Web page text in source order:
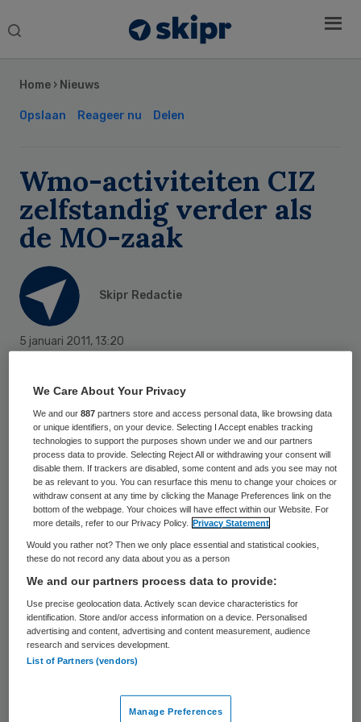
Search
Home › Nieuws
Opslaan Reageer nu Delen
Wmo-activiteiten CIZ
zelfstandig verder als
de MO-zaak
Skipr Redactie
5 januari 2011, 13:20
Het Centrum indicatiestelling zorg (CIZ)
heeft per 1 januari 2011 de Wmo-
activiteiten afgesplitst. De divisie
Maatschappelijke Ondersteuning van het
CIZ gaat als zelfstandige stichting verder
onder de naam de MO-zaak.
Door de verzelfstandiging kan de
sneller inspelen op veranderingen in de
markt voor zorg en welzijn. De MO-zaak is
marktleider op het gebied van Wmo-
indicaties en -advisering voor gemeenten.
Sidebar
We Care About Your Privacy
We and our887 partners store and access personal data, like browsing data
or unique identifiers, on your device. Selecting I Accept enables tracking
technologies to support the purposes shown under we and our partners
process data to provide. Selecting Reject All or withdrawing your consent will
disable them. If trackers are disabled, some content and ads you see may not
be as relevant to you. You can resurface this menu to change your choices or
withdraw consent at any time by clicking the Manage Preferences link on the
bottom of the webpage. Your choices will have effect within our Website. For
more details, refer to our Privacy Policy.
Privacy Statement
Would you rather not? Then we only place essential and statistical cookies,
these do not record any data about you as a person
We and our partners process data to provide:
Use precise geolocation data. Actively scan device characteristics for
identification. Store and/or access information on a device. Personalised
advertising and content, advertising and content measurement, audience
research and services development.
List of Partners (vendors)
Manage Preferences